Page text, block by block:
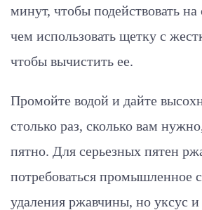
минут, чтобы подействовать
чем использовать щетку с
чтобы вычистить ее.
Промойте водой и дайте
столько раз, сколько вам
пятно. Для серьезных пятен
потребоваться промышленное
удаления ржавчины, но уксус